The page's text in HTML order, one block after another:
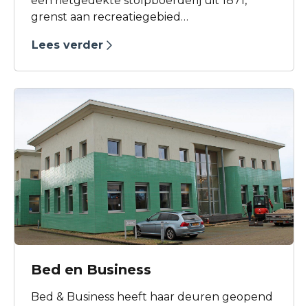
grenst aan recreatiegebied
fietsroutes en heeft een eigen opgang met
Lees verder
Bed en Business
Bed & Business heeft haar deuren geopend